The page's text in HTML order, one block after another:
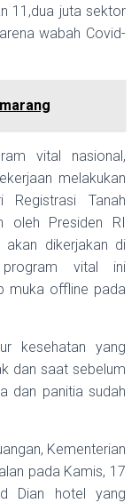
11,dua juta sektor
wabah Covid-
vital nasional,
melakukan
Tanah
oleh Presiden RI
akan dikerjakan di
vital ini
muka offline pada
kesehatan yang
dan saat sebelum
dan panitia sudah
Kementerian
pada Kamis, 17
Dian hotel yang